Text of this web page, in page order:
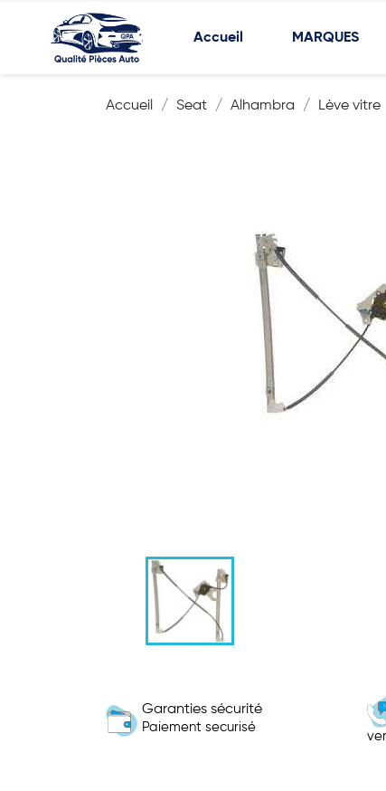
Accueil MARQUES
Accueil Seat Alhambra Lève vitre
Garanties sécurité
Paiement securisé